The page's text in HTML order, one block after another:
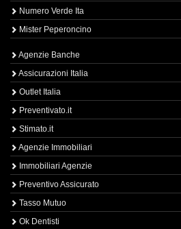
Numero Verde Ita
Mister Peperoncino
Agenzie Banche
Assicurazioni Italia
Outlet Italia
Preventivato.it
Stimato.it
Agenzie Immobiliari
Immobiliari Agenzie
Preventivo Assicurato
Tasso Mutuo
Ok Dentisti